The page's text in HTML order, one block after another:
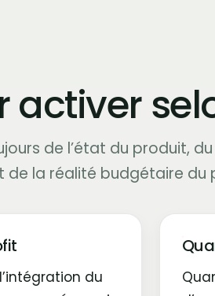
activer
de l’état du produit,
la réalité budgétaire du
du